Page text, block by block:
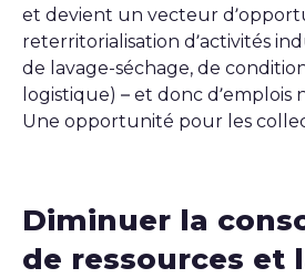
et devient un vecteur
reterritorialisation d’activités
de lavage-séchage, de
logistique) – et donc d’emplois
Une opportunité pour les
Diminuer la
de ressources et